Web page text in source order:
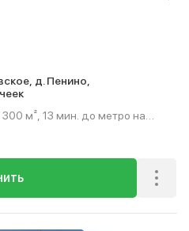
д. Пенино,
м², 13 мин. до метро на